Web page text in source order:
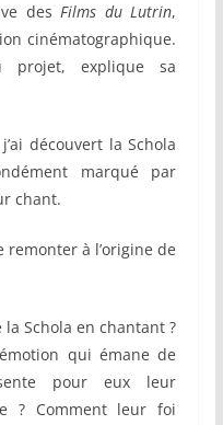
desFilms du Lutrin,
cinématographique.
projet, explique sa
découvert la Schola
marqué par
chant.
à l’origine de
la Schola en chantant ?
qui émane de
pour eux leur
? Comment leur foi